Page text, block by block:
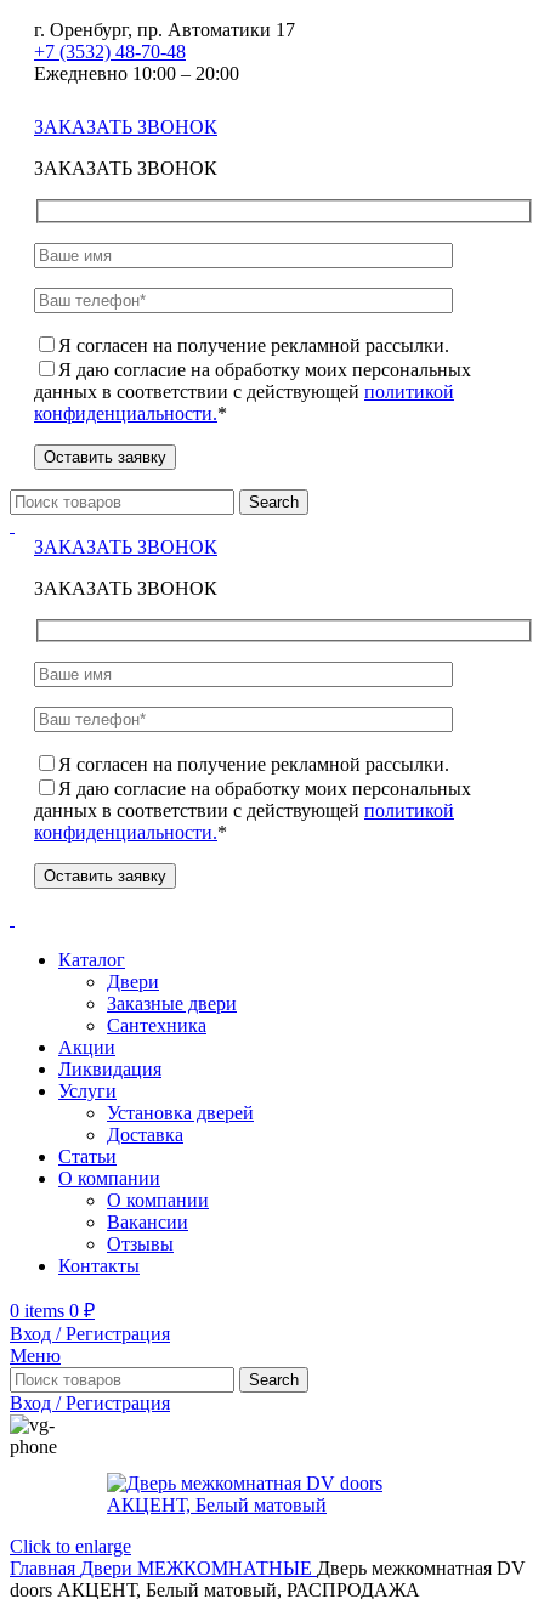
г. Оренбург, пр. Автоматики 17
+7 (3532) 48-70-48
Ежедневно 10:00 – 20:00
ЗАКАЗАТЬ ЗВОНОК
ЗАКАЗАТЬ ЗВОНОК
Я согласен на получение рекламной рассылки.
Я даю согласие на обработку моих персональных
данных в соответствии с действующей политикой
конфиденциальности.*
Search
ЗАКАЗАТЬ ЗВОНОК
ЗАКАЗАТЬ ЗВОНОК
Я согласен на получение рекламной рассылки.
Я даю согласие на обработку моих персональных
данных в соответствии с действующей политикой
конфиденциальности.*
Каталог
Двери
Заказные двери
Сантехника
Акции
Ликвидация
Услуги
Установка дверей
Доставка
Статьи
О компании
О компании
Вакансии
Отзывы
Контакты
0 items 0 ₽
Вход / Регистрация
Меню
Search
Вход / Регистрация
Click to enlarge
Главная Двери МЕЖКОМНАТНЫЕ Дверь межкомнатная DV
doors АКЦЕНТ, Белый матовый, РАСПРОДАЖА